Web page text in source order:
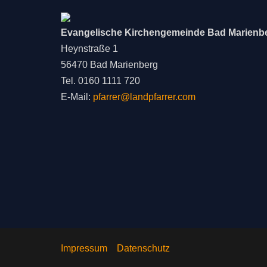
Evangelische Kirchengemeinde Bad
Heynstraße 1
56470 Bad Marienberg
Tel. 0160 1111 720
E-Mail: pfarrer@landpfarrer.com
Impressum Datenschutz